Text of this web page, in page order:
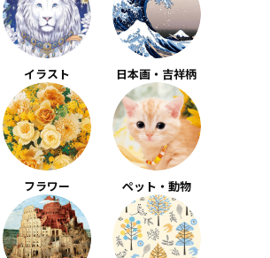
イラスト 日本画・吉祥柄
フラワー ペット・動物